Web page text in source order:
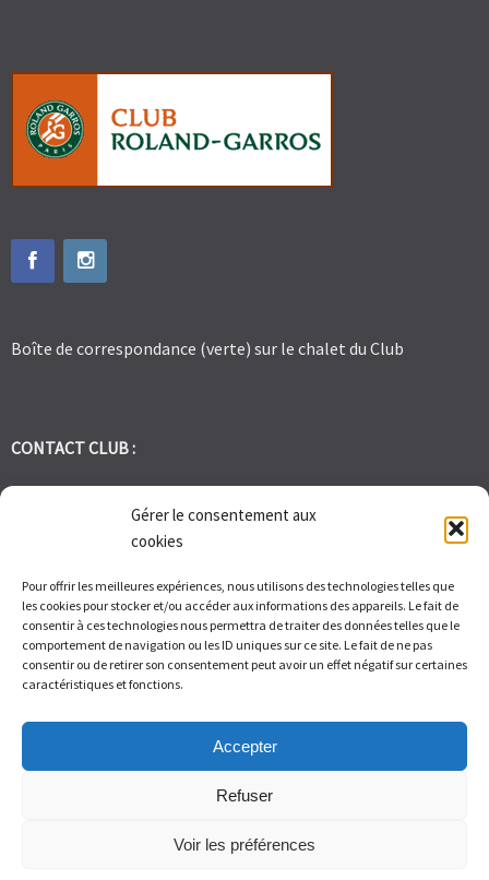
Gérer le consentement aux
cookies
Pour offrir les meilleures expériences, nous utilisons des technologies telles que
les cookies pour stocker et/ou accéder aux informations des appareils. Le fait de
consentir à ces technologies nous permettra de traiter des données telles que le
comportement de navigation ou les ID uniques sur ce site. Le fait de ne pas
consentir ou de retirer son consentement peut avoir un effet négatif sur certaines
caractéristiques et fonctions.
Accepter
Refuser
Voir les préférences
Boîte de correspondance (verte) sur le chalet du Club
CONTACT CLUB :
tennis.club.avignon@orange.fr
1 Bd des Frères Reboul 30400 Villeneuve les Avignon
Du Lundi au Vendredi de 9h à 12h et de 14h à 17h – Samedi de 9H
à 11H
© Tennis Club Avignon Montolivet 2026.